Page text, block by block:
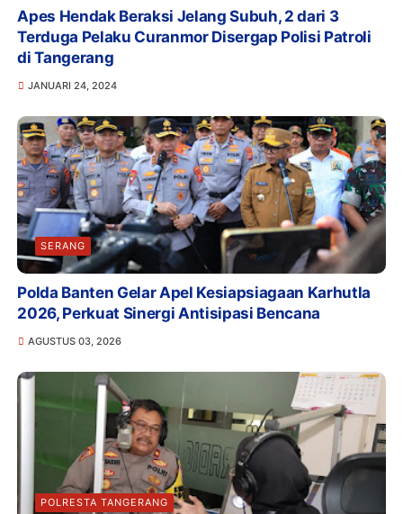
Apes Hendak Beraksi Jelang Subuh, 2 dari 3
Terduga Pelaku Curanmor Disergap Polisi Patroli
di Tangerang
JANUARI 24, 2024
SERANG
Polda Banten Gelar Apel Kesiapsiagaan Karhutla
2026, Perkuat Sinergi Antisipasi Bencana
AGUSTUS 03, 2026
POLRESTA TANGERANG